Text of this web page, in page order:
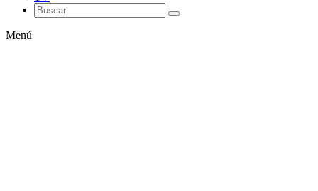
Menú